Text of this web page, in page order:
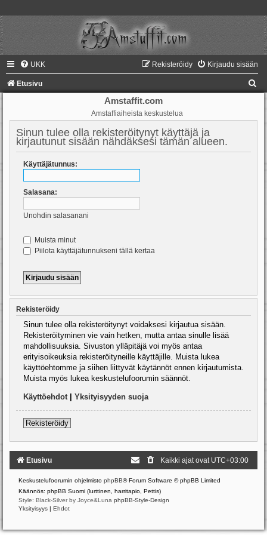
UKK Kirjaudu sisään
Rekisteröidy
Etusivu
Amstaffit.com
Amstaffiaiheista keskustelua
Sinun tulee olla rekisteröitynyt käyttäjä ja
kirjautunut sisään nähdäksesi tämän alueen.
Käyttäjätunnus:
Salasana:
Unohdin salasanani
Muista minut
Piilota käyttäjätunnukseni tällä kertaa
Rekisteröidy
Sinun tulee olla rekisteröitynyt voidaksesi kirjautua sisään.
Rekisteröityminen vie vain hetken, mutta antaa sinulle lisää
mahdollisuuksia. Sivuston ylläpitäjä voi myös antaa
erityisoikeuksia rekisteröityneille käyttäjille. Muista lukea
käyttöehtomme ja siihen liittyvät käytännöt ennen kirjautumista.
Muista myös lukea keskustelufoorumin säännöt.
Käyttöehdot Yksityisyyden suoja
Rekisteröidy
Etusivu Kaikki ajat ovat UTC+03:00
Keskustelufoorumin ohjelmisto phpBB® Forum Software © phpBB Limited
Käännös: phpBB Suomi (lurttinen, harritapio, Pettis)
Style: Black-Silver by Joyce&Luna phpBB-Style-Design
Yksityisyys | Ehdot